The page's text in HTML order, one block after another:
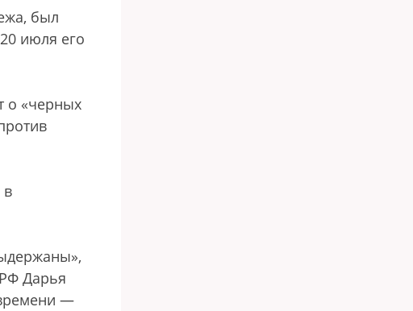
был
июля его
о «черных
в
Дарья
—